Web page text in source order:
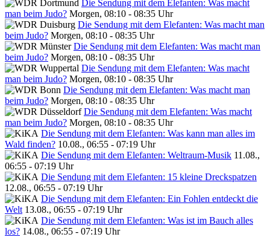
Die Sendung mit dem Elefanten: Was macht
man beim Judo? Morgen, 08:10 - 08:35 Uhr
Die Sendung mit dem Elefanten: Was macht man
beim Judo? Morgen, 08:10 - 08:35 Uhr
Die Sendung mit dem Elefanten: Was macht man
beim Judo? Morgen, 08:10 - 08:35 Uhr
Die Sendung mit dem Elefanten: Was macht
man beim Judo? Morgen, 08:10 - 08:35 Uhr
Die Sendung mit dem Elefanten: Was macht man
beim Judo? Morgen, 08:10 - 08:35 Uhr
Die Sendung mit dem Elefanten: Was macht
man beim Judo? Morgen, 08:10 - 08:35 Uhr
Die Sendung mit dem Elefanten: Was kann man alles im
Wald finden? 10.08., 06:55 - 07:19 Uhr
Die Sendung mit dem Elefanten: Weltraum-Musik 11.08.,
06:55 - 07:19 Uhr
Die Sendung mit dem Elefanten: 15 kleine Dreckspatzen
12.08., 06:55 - 07:19 Uhr
Die Sendung mit dem Elefanten: Ein Fohlen entdeckt die
Welt 13.08., 06:55 - 07:19 Uhr
Die Sendung mit dem Elefanten: Was ist im Bauch alles
los? 14.08., 06:55 - 07:19 Uhr